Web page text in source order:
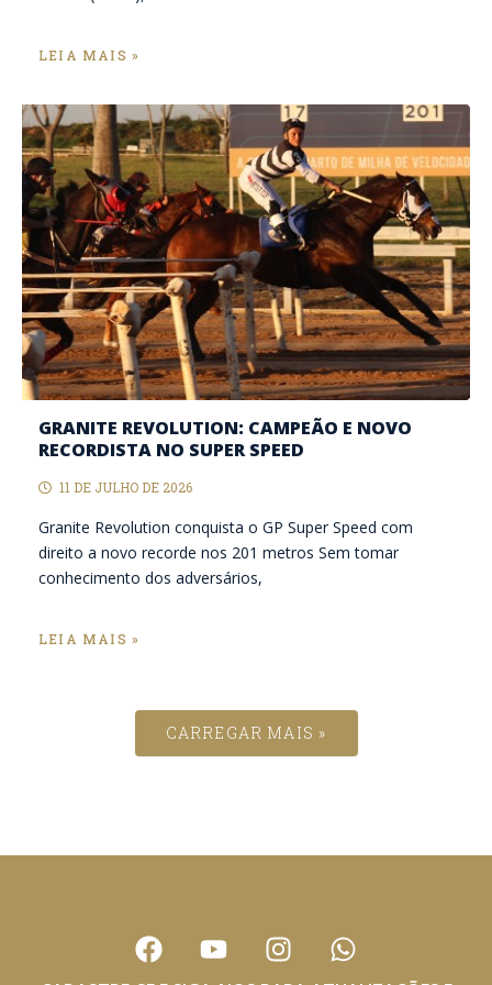
LEIA MAIS »
GRANITE REVOLUTION: CAMPEÃO E NOVO
RECORDISTA NO SUPER SPEED
11 DE JULHO DE 2026
Granite Revolution conquista o GP Super Speed com
direito a novo recorde nos 201 metros Sem tomar
conhecimento dos adversários,
LEIA MAIS »
CARREGAR MAIS »
F
a
Y
o
I
n
W
h